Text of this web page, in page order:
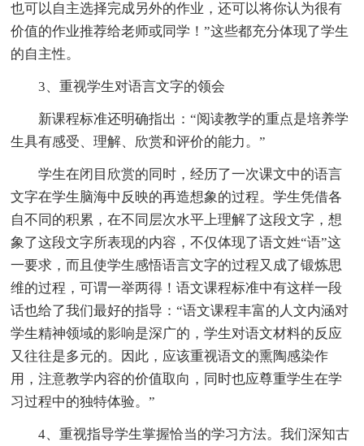
也可以自主选择完成另外的作业，还可以将你认为很有
价值的作业推荐给老师或同学！”这些都充分体现了学生
的自主性。
3、重视学生对语言文字的领会
新课程标准还明确指出：“阅读教学的重点是培养学
生具有感受、理解、欣赏和评价的能力。”
学生在闭目欣赏的同时，经历了一次课文中的语言
文字在学生脑海中反映的再造想象的过程。学生凭借各
自不同的积累，在不同层次水平上理解了这段文字，想
象了这段文字所表现的内容，不仅体现了语文姓“语”这
一要求，而且使学生感悟语言文字的过程又成了锻炼思
维的过程，可谓一举两得！语文课程标准中有这样一段
话也给了我们最好的指导：“语文课程丰富的人文内涵对
学生精神领域的影响是深广的，学生对语文材料的反应
又往往是多元的。因此，应该重视语文的熏陶感染作
用，注意教学内容的价值取向，同时也应尊重学生在学
习过程中的独特体验。”
4、重视指导学生掌握恰当的学习方法。我们深知古